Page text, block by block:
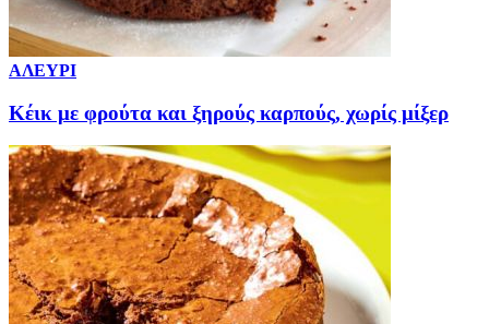
ΑΛΕΥΡΙ
Κέικ με φρούτα και ξηρούς καρπούς, χωρίς μίξερ